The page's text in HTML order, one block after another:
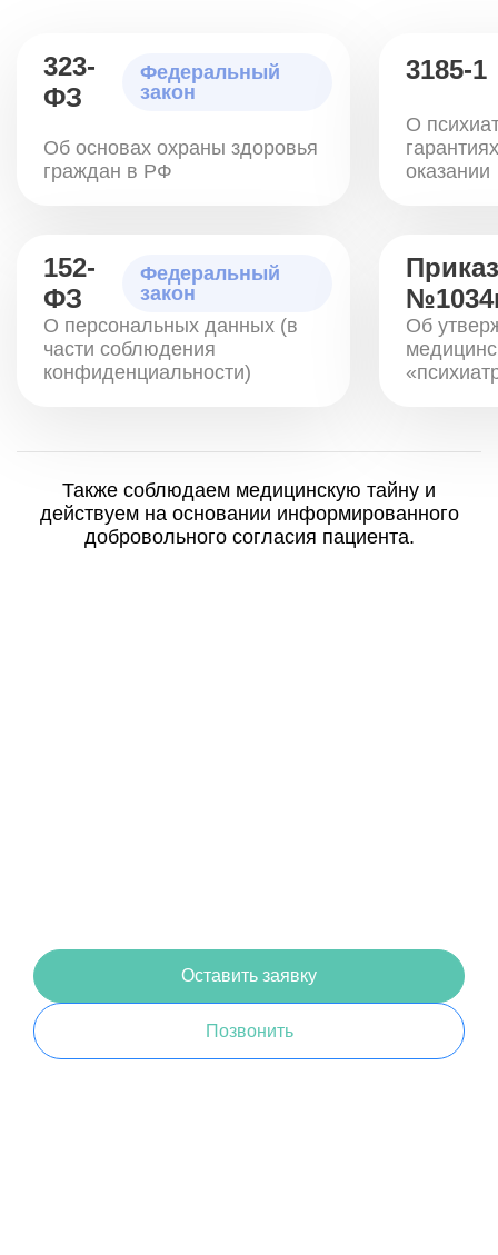
323-
ФЗ
Федеральный
закон
Об основах охраны здоровья
граждан в РФ
3185-1
О
оказании
152-
ФЗ
Федеральный
закон
О персональных данных (в
части соблюдения
конфиденциальности)
Приказ
Об
Также соблюдаем медицинскую тайну и
действуем на основании информированного
добровольного согласия пациента.
Оставить заявку
Позвонить